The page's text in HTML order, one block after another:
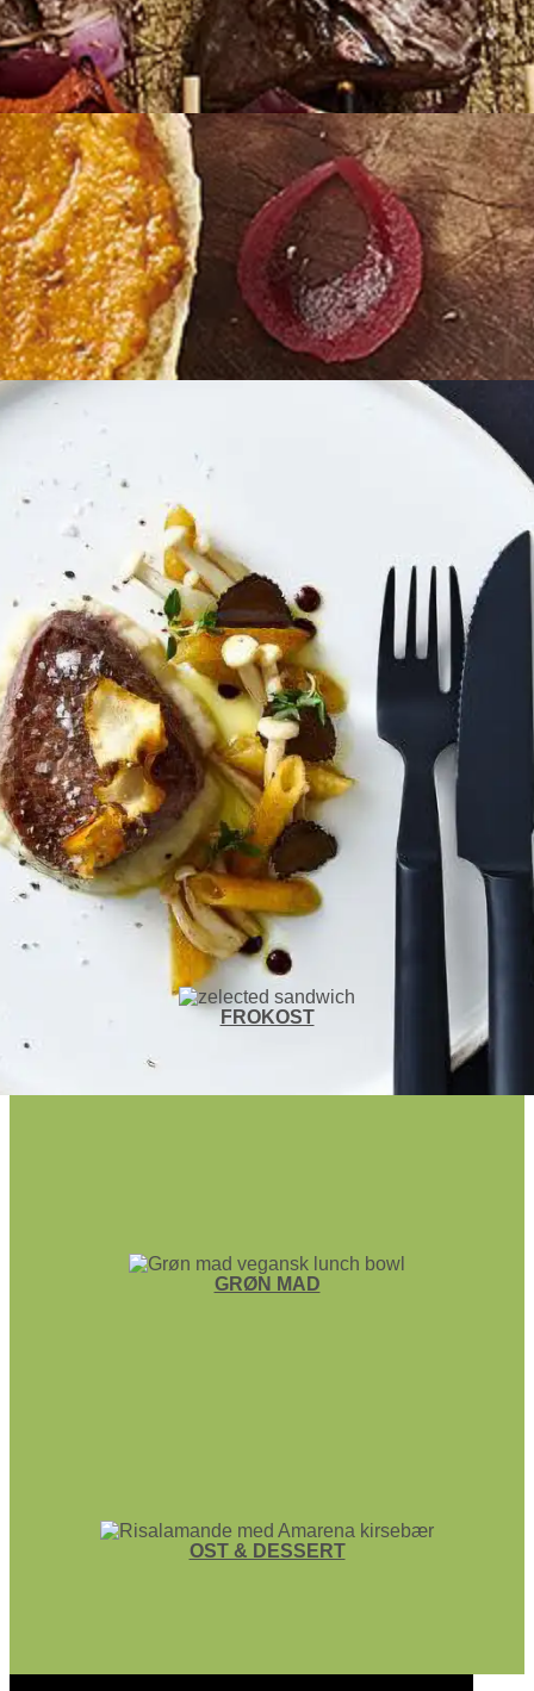
FROKOST
GRØN MAD
OST & DESSERT